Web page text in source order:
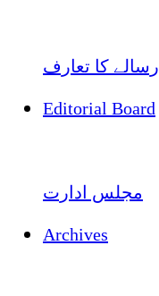
رسالے کا تعارف
Editorial Board
مجلس ادارت
Archives